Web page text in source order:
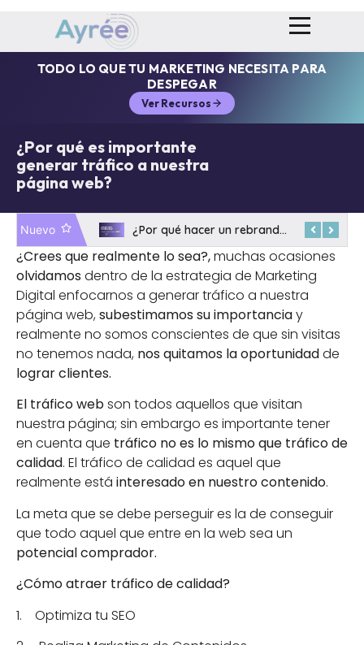
TODO LO QUE TU MARKETING NECESITA PARA
DESPEGAR
Ver Recursos
¿Por qué es importante
generar tráfico a nuestra
página web?
Nuevo ¿Por qué hacer un rebranding? Evoluciona tu marca sin perder su esencia
¿Crees que realmente lo sea?,muchas ocasiones
olvidamos dentro de la estrategia de Marketing
Digital enfocarnos a generar tráfico a nuestra
página web, subestimamos su importanciay
realmente no somos conscientes de que sin visitas
no tenemos nada, nos quitamos la oportunidadde
lograr clientes.
El tráfico webson todos aquellos que visitan
nuestra página; sin embargo es importante tener
en cuenta que tráfico no es lo mismo que tráfico de
calidad. El tráfico de calidad es aquel que
realmente está interesado en nuestro contenido.
La meta que se debe perseguir es la de conseguir
que todo aquel que entre en la web sea un
potencial comprador.
¿Cómo atraer tráfico de calidad?
1. Optimiza tu SEO